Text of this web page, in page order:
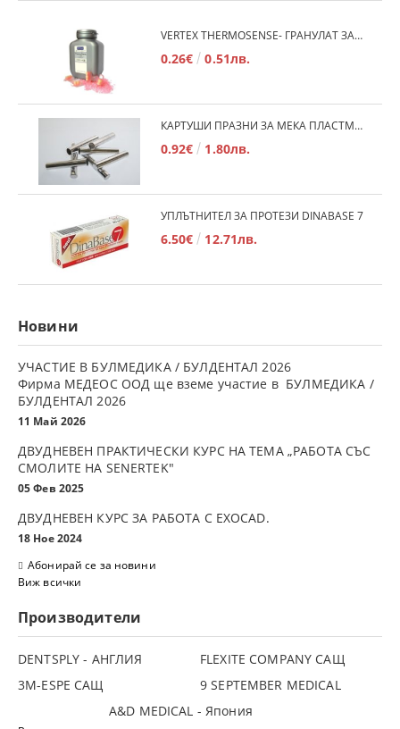
VERTEX THERMOSENSE- ГРАНУЛАТ ЗА МЕКИ ПРОТЕЗИ
0.26€ 0.51лв.
КАРТУШИ ПРАЗНИ ЗА МЕКА ПЛАСТМАСА
0.92€ 1.80лв.
УПЛЪТНИТЕЛ ЗА ПРОТЕЗИ DINABASE 7
6.50€ 12.71лв.
Новини
УЧАСТИЕ В БУЛМЕДИКА / БУЛДЕНТАЛ 2026
Фирма МЕДЕОС ООД ще вземе участие в БУЛМЕДИКА /
БУЛДЕНТАЛ 2026
11 Май 2026
ДВУДНЕВЕН ПРАКТИЧЕСКИ КУРС НА ТЕМА „РАБОТА СЪС
СМОЛИТЕ НА SENERTEK"
05 Фев 2025
ДВУДНЕВЕН КУРС ЗА РАБОТА С ЕXOCAD.
18 Ное 2024
Абонирай се за новини
Виж всички
Производители
DENTSPLY - АНГЛИЯ
FLEXITE COMPANY САЩ
3М-ESPE САЩ
9 SEPTEMBER MEDICAL
A&D MEDICAL - Япония